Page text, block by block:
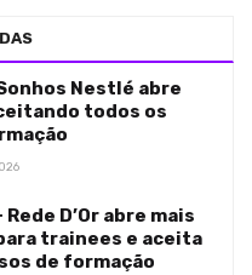
Nestlé abre
todos os
D’Or abre mais
trainees e aceita
de formação